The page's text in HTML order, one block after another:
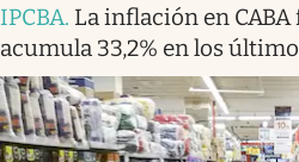
IPCBA. La inflación en
acumula 33,2% en los